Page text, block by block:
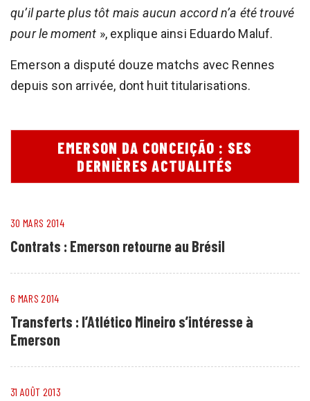
qu’il parte plus tôt mais aucun accord n’a été trouvé
pour le moment », explique ainsi Eduardo Maluf.
Emerson a disputé douze matchs avec Rennes
depuis son arrivée, dont huit titularisations.
EMERSON DA CONCEIÇÃO : SES
DERNIÈRES ACTUALITÉS
30 MARS 2014
Contrats : Emerson retourne au Brésil
6 MARS 2014
Transferts : l’Atlético Mineiro s’intéresse à
Emerson
31 AOÛT 2013